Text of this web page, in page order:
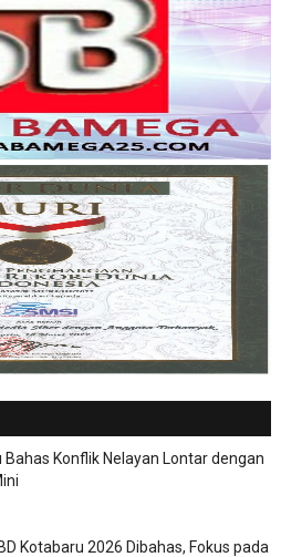
Bahas Konflik Nelayan Lontar dengan
Kotabaru 2026 Dibahas, Fokus pada